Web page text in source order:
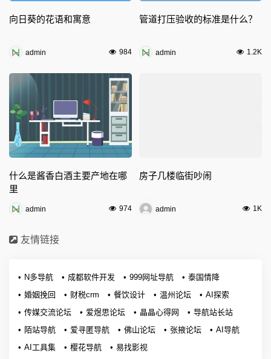
向日葵的花语和寓意
admin 984
管道打压验收的标准是什么？
admin 1.2K
什么是酱香白酒主要产地在哪
里
admin 974
房子几楼临街吵闹
admin 1K
友情链接
N多导航 成都软件开发 999网址导航
泰国情降
婚姻挽回
财税crm 餐饮设计 温州论坛
AI探索
传媒交流论坛
爱煜思论坛 晶晶心得网
导航站长站
陌站导航
爱寻匿导航 佛山论坛 张掖论坛
AI导航
AI工具集
樱花导航 易找影视